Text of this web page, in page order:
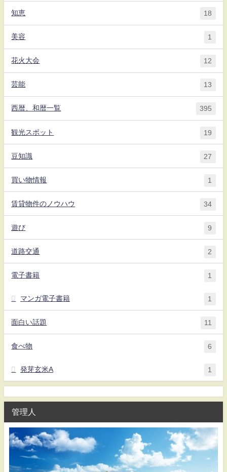
知恵 18
美容 1
花火大会 12
芸能 13
西暦、和暦一覧 395
観光スポット 19
豆知識 27
買い物情報 1
賃貸物件のノウハウ 34
遊び 9
道路交通 2
電子書籍 1
マンガ電子書籍 1
面白い話題 11
食べ物 6
発芽玄米A 1
管理人